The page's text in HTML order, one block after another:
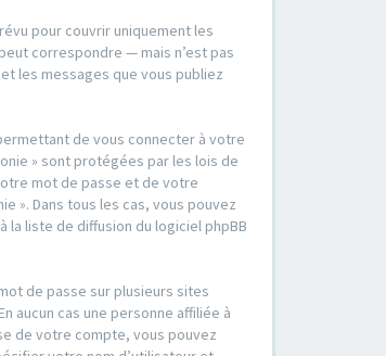
pour couvrir uniquement les
correspondre — mais n’est pas
les messages que vous publiez
de vous connecter à votre
» sont protégées par les lois de
mot de passe et de votre
». Dans tous les cas, vous pouvez
liste de diffusion du logiciel phpBB
de passe sur plusieurs sites
aucun cas une personne affiliée à
de votre compte, vous pouvez